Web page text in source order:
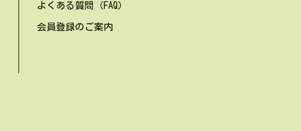
よくある質問（FAQ）
会員登録のご案内